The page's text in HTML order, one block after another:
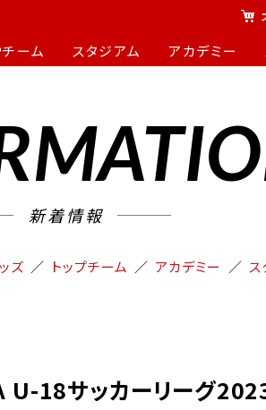
ーム スタジアム アカデミー
新着情報
ズ トップチーム アカデミー
U-18サッカーリーグ